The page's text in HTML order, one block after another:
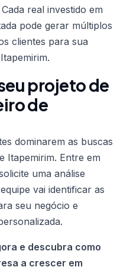
real investido em
pode gerar múltiplos
clientes para sua
projeto de
de
dominarem as buscas
Itapemirim. Entre em
uma análise
vai identificar as
seu negócio e
e descubra como
a crescer em